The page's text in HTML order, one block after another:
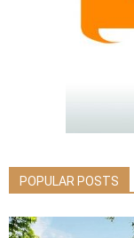
POPULAR POSTS